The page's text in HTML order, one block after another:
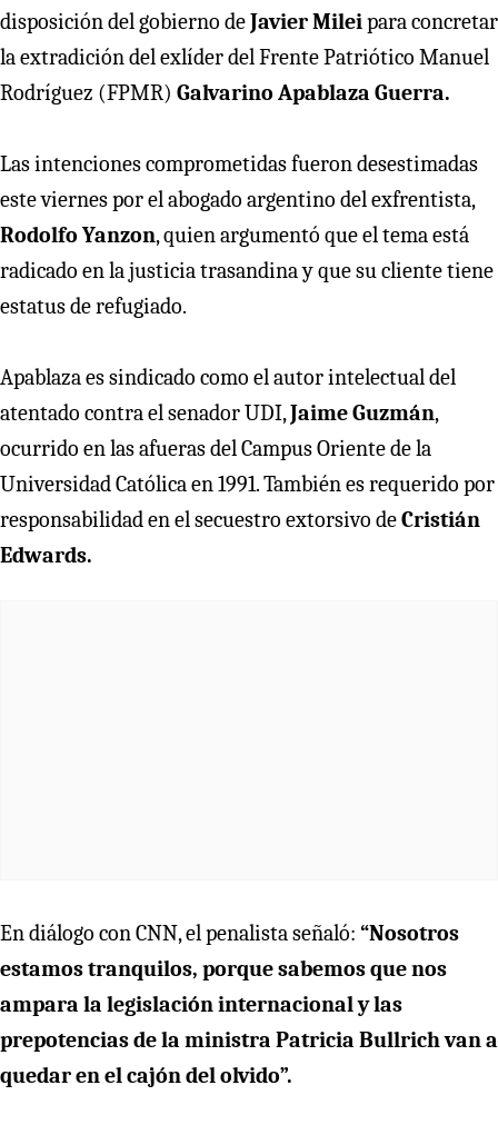
disposición del gobierno deJavier Mileipara concretar
la extradición del exlíder del Frente Patriótico Manuel
Rodríguez (FPMR) Galvarino Apablaza Guerra.
Las intenciones comprometidas fueron desestimadas
este viernes por el abogado argentino del exfrentista,
Rodolfo Yanzon, quien argumentó que el tema está
radicado en la justicia trasandina y que su cliente tiene
estatus de refugiado.
Apablaza es sindicado como el autor intelectual del
atentado contra el senador UDI,Jaime Guzmán,
ocurrido en las afueras del Campus Oriente de la
Universidad Católica en 1991. También es requerido por
responsabilidad en el secuestro extorsivo deCristián
Edwards.
En diálogo con CNN, el penalista señaló: “Nosotros
estamos tranquilos, porque sabemos que nos
ampara la legislación internacional y las
prepotencias de la ministra Patricia Bullrich van a
quedar en el cajón del olvido”.